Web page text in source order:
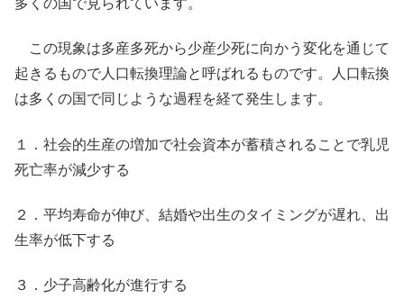
多くの国で見られています。
この現象は多産多死から少産少死に向かう変化を通じて
起きるもので人口転換理論と呼ばれるものです。人口転換
は多くの国で同じような過程を経て発生します。
１．社会的生産の増加で社会資本が蓄積されることで乳児
死亡率が減少する
２．平均寿命が伸び、結婚や出生のタイミングが遅れ、出
生率が低下する
３．少子高齢化が進行する